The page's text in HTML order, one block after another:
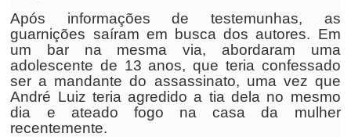
Após informações de testemunhas, as
guarnições saíram em busca dos autores. Em
um bar na mesma via, abordaram uma
adolescente de 13 anos, que teria confessado
ser a mandante do assassinato, uma vez que
André Luiz teria agredido a tia dela no mesmo
dia e ateado fogo na casa da mulher
recentemente.